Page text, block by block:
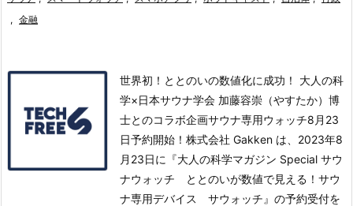
, 金融
世界初！ととのいの数値化に成功！ 大人の科
学×日本サウナ学会 加藤容崇（やすたか）博
士とのコラボ企画サウナ専用ウォッチ8月23
日予約開始！株式会社 Gakken は、2023年8
月23日に『大人の科学マガジン Special サウ
ナウォッチ ととのいが数値で見える！サウ
ナ専用デバイス サウォッチ』の予約受付を